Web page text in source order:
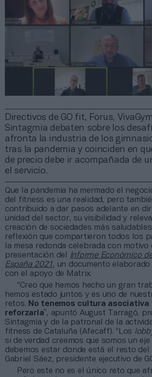
Directivos de GO fit, Forus,
Sintagmia debaten sobre los
afronta la industria de los
tras la pandemia y coinciden en
de precio debe ir acompañada de
el servicio.
Que la pandemia ha mermado el
del fitness es una realidad, pero
contribuido a dar pasos adelante en
unidad del sector, su visibilidad y
creación de sociedades más
reflexión que compartieron todos los
la mesa redonda celebrada con motivo
presentación del
Informe Económico
España 2021, un documento
con el apoyo de Matrix.
“Creo que hemos hecho un gran
hemos estado juntos y es uno de
retos. No tenemos cultura asociativa
reforzarla”, apuntó August Tarragó,
Sintagmia y de la patronal de la
fitness de Cataluña (Afecaff). “Los
si de verdad creemos que somos un eje
debemos estar donde está el resto del
Gabriel Sáez, presidente ejecutivo de
Pero este no es el único reto que